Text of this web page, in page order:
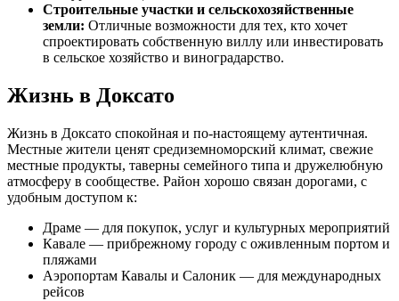
Строительные участки и сельскохозяйственные
земли: Отличные возможности для тех, кто хочет
спроектировать собственную виллу или инвестировать
в сельское хозяйство и виноградарство.
Жизнь в Доксато
Жизнь в Доксато спокойная и по-настоящему аутентичная.
Местные жители ценят средиземноморский климат, свежие
местные продукты, таверны семейного типа и дружелюбную
атмосферу в сообществе. Район хорошо связан дорогами, с
удобным доступом к:
Драме — для покупок, услуг и культурных мероприятий
Кавале — прибрежному городу с оживленным портом и
пляжами
Аэропортам Кавалы и Салоник — для международных
рейсов